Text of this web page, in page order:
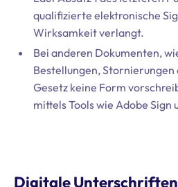
qualifizierte elektronische
Wirksamkeit verlangt.
Bei anderen Dokumenten,
Bestellungen, Stornierungen
Gesetz keine Form
mittels Tools wie Adobe
Digitale